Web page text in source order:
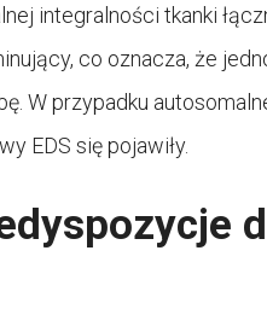
integralności tkanki
co oznacza, że
W przypadku
EDS się pojawiły.